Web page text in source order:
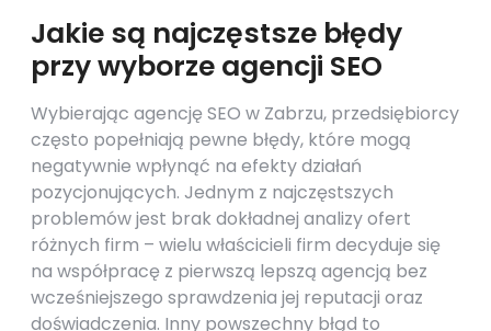
Jakie są najczęstsze błędy
przy wyborze agencji SEO
Wybierając agencję SEO w Zabrzu, przedsiębiorcy
często popełniają pewne błędy, które mogą
negatywnie wpłynąć na efekty działań
pozycjonujących. Jednym z najczęstszych
problemów jest brak dokładnej analizy ofert
różnych firm – wielu właścicieli firm decyduje się
na współpracę z pierwszą lepszą agencją bez
wcześniejszego sprawdzenia jej reputacji oraz
doświadczenia. Inny powszechny błąd to